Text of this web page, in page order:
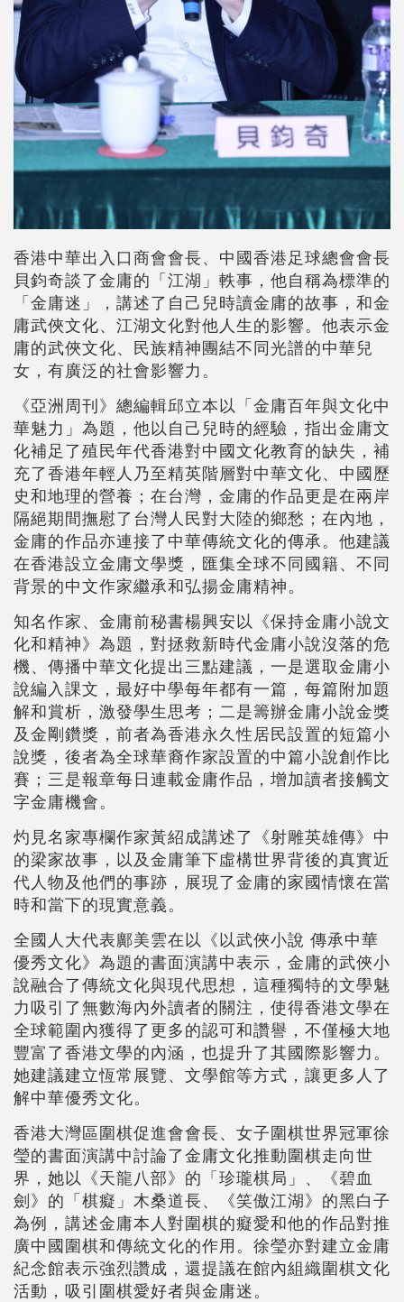
香港中華出入口商會會長、中國香港足球總會會長
貝鈞奇談了金庸的「江湖」軼事，他自稱為標準的
「金庸迷」，講述了自己兒時讀金庸的故事，和金
庸武俠文化、江湖文化對他人生的影響。他表示金
庸的武俠文化、民族精神團結不同光譜的中華兒
女，有廣泛的社會影響力。
《亞洲周刊》總編輯邱立本以「金庸百年與文化中
華魅力」為題，他以自己兒時的經驗，指出金庸文
化補足了殖民年代香港對中國文化教育的缺失，補
充了香港年輕人乃至精英階層對中華文化、中國歷
史和地理的營養；在台灣，金庸的作品更是在兩岸
隔絕期間撫慰了台灣人民對大陸的鄉愁；在內地，
金庸的作品亦連接了中華傳統文化的傳承。他建議
在香港設立金庸文學獎，匯集全球不同國籍、不同
背景的中文作家繼承和弘揚金庸精神。
知名作家、金庸前秘書楊興安以《保持金庸小說文
化和精神》為題，對拯救新時代金庸小說沒落的危
機、傳播中華文化提出三點建議，一是選取金庸小
說編入課文，最好中學每年都有一篇，每篇附加題
解和賞析，激發學生思考；二是籌辦金庸小說金獎
及金剛鑽獎，前者為香港永久性居民設置的短篇小
說獎，後者為全球華裔作家設置的中篇小說創作比
賽；三是報章每日連載金庸作品，增加讀者接觸文
字金庸機會。
灼見名家專欄作家黃紹成講述了《射雕英雄傳》中
的梁家故事，以及金庸筆下虛構世界背後的真實近
代人物及他們的事跡，展現了金庸的家國情懷在當
時和當下的現實意義。
全國人大代表鄺美雲在以《以武俠小說 傳承中華
優秀文化》為題的書面演講中表示，金庸的武俠小
說融合了傳統文化與現代思想，這種獨特的文學魅
力吸引了無數海內外讀者的關注，使得香港文學在
全球範圍內獲得了更多的認可和讚譽，不僅極大地
豐富了香港文學的內涵，也提升了其國際影響力。
她建議建立恆常展覽、文學館等方式，讓更多人了
解中華優秀文化。
香港大灣區圍棋促進會會長、女子圍棋世界冠軍徐
瑩的書面演講中討論了金庸文化推動圍棋走向世
界，她以《天龍八部》的「珍瓏棋局」、《碧血
劍》的「棋癡」木桑道長、《笑傲江湖》的黑白子
為例，講述金庸本人對圍棋的癡愛和他的作品對推
廣中國圍棋和傳統文化的作用。徐瑩亦對建立金庸
紀念館表示強烈讚成，還提議在館內組織圍棋文化
活動，吸引圍棋愛好者與金庸迷。